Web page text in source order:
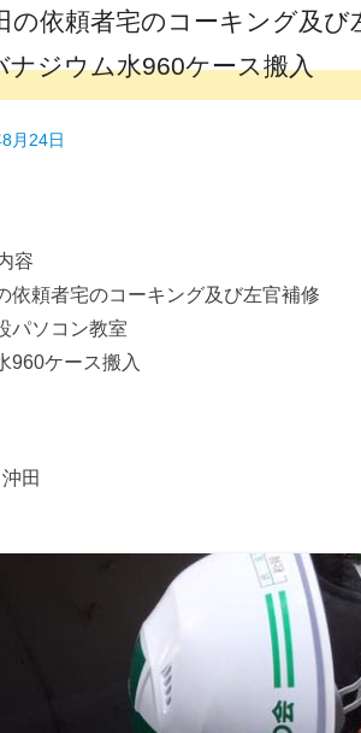
の依頼者宅のコーキング及び
ナジウム水960ケース搬入
月24日
容
依頼者宅のコーキング及び左官補修
パソコン教室
960ケース搬入
田